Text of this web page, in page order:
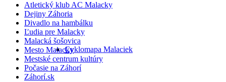
Cyklomapa Malaciek
Atletický klub AC Malacky
Dejiny Záhoria
Divadlo na hambálku
Ľudia pre Malacky
Malacká šošovica
Mesto Malacky
Mestské centrum kultúry
Počasie na Záhorí
Záhorí.sk